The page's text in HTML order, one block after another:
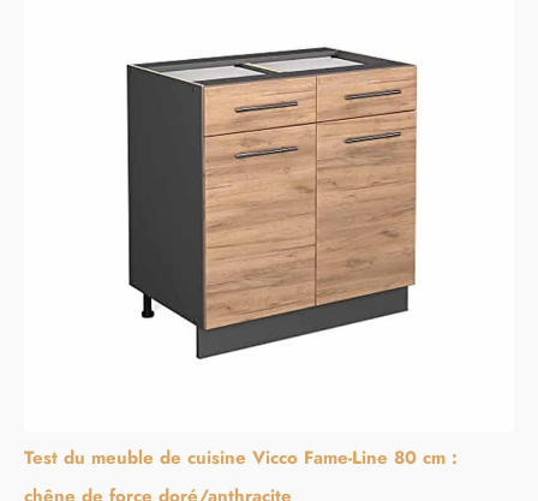
Test du meuble de cuisine Vicco Fame-Line 80 cm :